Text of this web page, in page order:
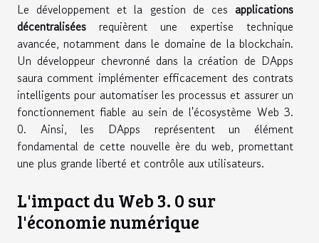
Le développement et la gestion de ces applications
décentralisées requièrent une expertise technique
avancée, notamment dans le domaine de la blockchain.
Un développeur chevronné dans la création de DApps
saura comment implémenter efficacement des contrats
intelligents pour automatiser les processus et assurer un
fonctionnement fiable au sein de l'écosystème Web 3.
0. Ainsi, les DApps représentent un élément
fondamental de cette nouvelle ère du web, promettant
une plus grande liberté et contrôle aux utilisateurs.
L'impact du Web 3. 0 sur
l'économie numérique